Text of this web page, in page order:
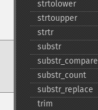
strtolower
strtoupper
strtr
substr
substr_​compare
substr_​count
substr_​replace
trim